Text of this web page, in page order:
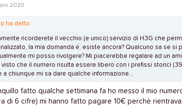
2020
ha detto:
ricorderete il vecchio (e unico) servizio di H3G che
la mia domanda é: esiste ancora? Qualcuno sa se si
mi posso rivolgere? Mi piacerebbe regalare ad un
visto che il numero risulta essere libero con i prefissi storici
a chiunque mi sa dare qualche informazione...
fatto qualche settimana fa ho messo il mio
di 6 cifre) mi hanno fatto pagare 10€ perchè